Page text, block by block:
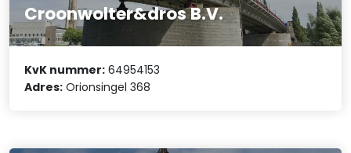
Croonwolter&dros B.V.
KvK nummer: 64954153
Adres: Orionsingel 368